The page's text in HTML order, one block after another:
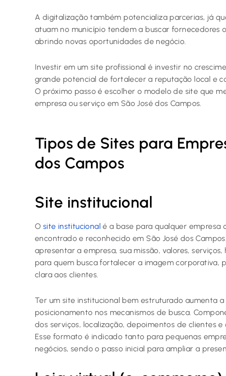
A digitalização também potencializa parcerias, já
atuam no município tendem a buscar fornecedores
abrindo novas oportunidades de negócio.
Investir em um site profissional é investir no
grande potencial de fortalecer a reputação local e
O próximo passo é escolher o modelo de site que
empresa ou serviço em São José dos Campos.
Tipos de Sites para
dos Campos
Site institucional
O site institucional é a base para qualquer empresa
encontrado e reconhecido em São José dos
apresentar a empresa, sua missão, valores,
para quem busca fortalecer a imagem corporativa,
clara aos clientes.
Ter um site institucional bem estruturado aumenta
posicionamento nos mecanismos de busca.
dos serviços, localização, depoimentos de clientes
Esse formato é indicado tanto para pequenas
negócios, sendo o passo inicial para ampliar a